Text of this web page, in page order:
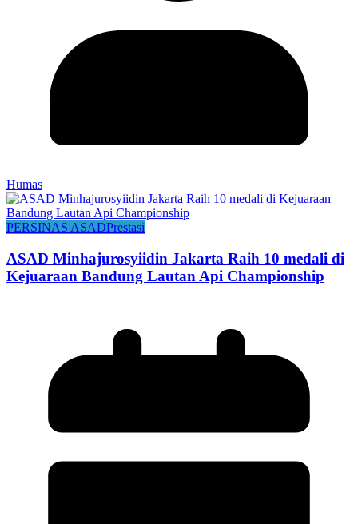
Humas
PERSINAS ASADPrestasi
ASAD Minhajurosyiidin Jakarta Raih 10 medali di
Kejuaraan Bandung Lautan Api Championship